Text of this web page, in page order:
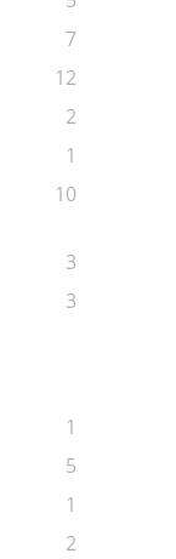
7
12
2
1
10
3
3
1
5
1
2